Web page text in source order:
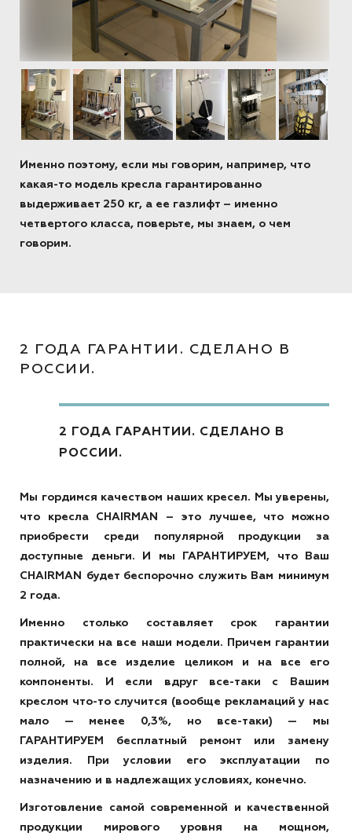
Именно поэтому, если мы говорим, например, что
какая-то модель кресла гарантированно
выдерживает 250 кг, а ее газлифт – именно
четвертого класса, поверьте, мы знаем, о чем
говорим.
2 ГОДА ГАРАНТИИ. СДЕЛАНО В
РОССИИ.
Мы гордимся качеством наших кресел. Мы уверены,
что кресла CHAIRMAN – это лучшее, что можно
приобрести среди популярной продукции за
доступные деньги. И мы ГАРАНТИРУЕМ, что Ваш
CHAIRMAN будет беспорочно служить Вам минимум
2 года.
Именно столько составляет срок гарантии
практически на все наши модели. Причем гарантии
полной, на все изделие целиком и на все его
компоненты. И если вдруг все-таки с Вашим
креслом что-то случится (вообще рекламаций у нас
мало — менее 0,3%, но все-таки) — мы
ГАРАНТИРУЕМ бесплатный ремонт или замену
изделия. При условии его эксплуатации по
назначению и в надлежащих условиях, конечно.
Изготовление самой современной и качественной
продукции мирового уровня на мощном,
2 ГОДА ГАРАНТИИ. СДЕЛАНО В
РОССИИ.